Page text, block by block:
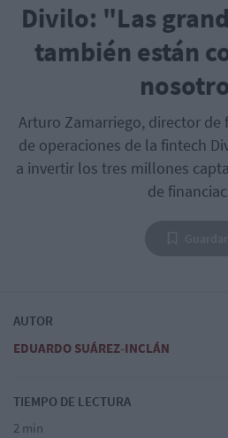
Divilo: "Las
también están
Arturo Zamarriego, director de
de operaciones de la fintech
a invertir los tres millones
de
AUTOR
EDUARDO SUÁREZ-INCLÁN
TIEMPO DE LECTURA
2 min